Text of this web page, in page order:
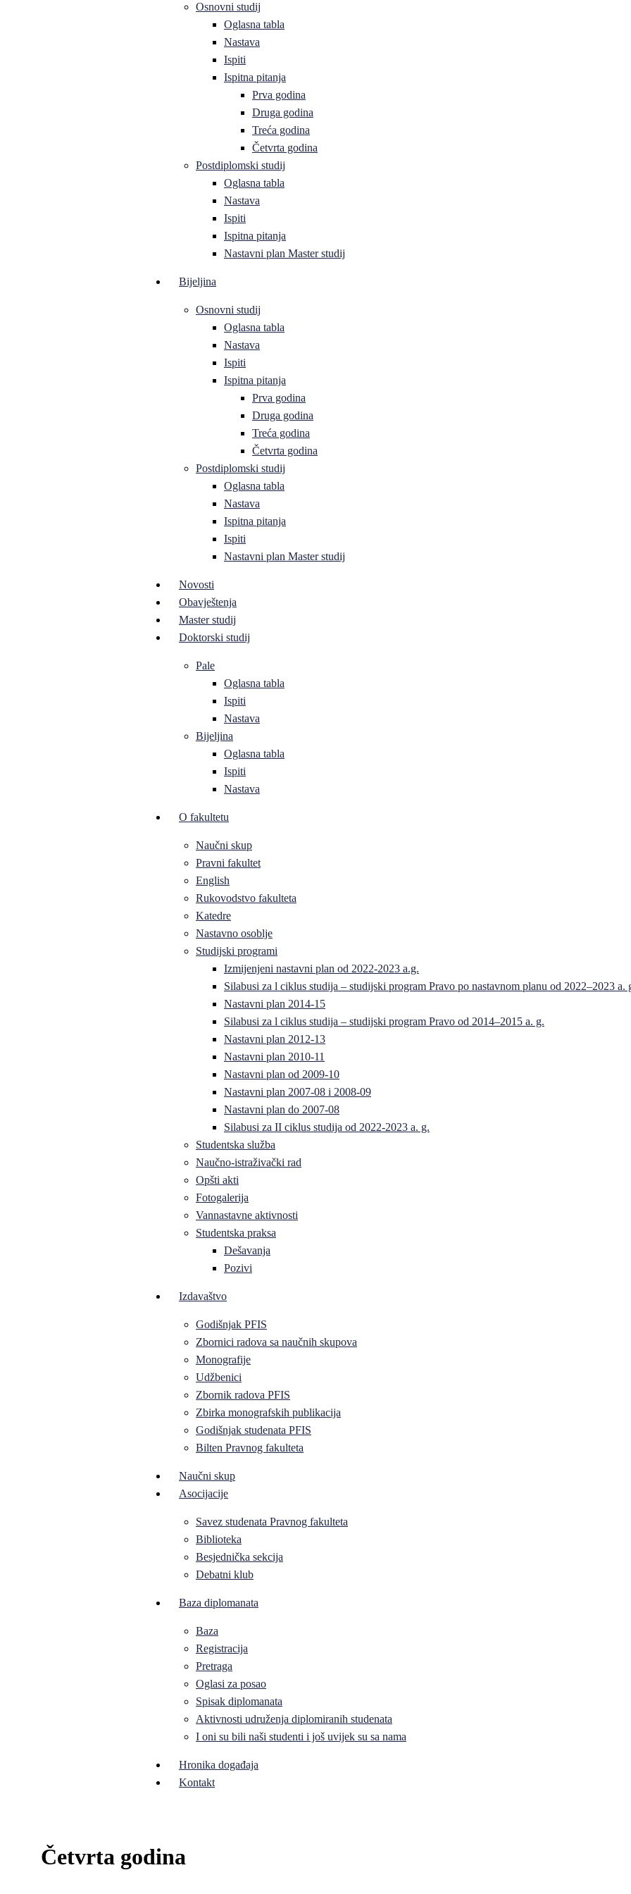
Osnovni studij
Oglasna tabla
Nastava
Ispiti
Ispitna pitanja
Prva godina
Druga godina
Treća godina
Četvrta godina
Postdiplomski studij
Oglasna tabla
Nastava
Ispiti
Ispitna pitanja
Nastavni plan Master studij
Bijeljina
Osnovni studij
Oglasna tabla
Nastava
Ispiti
Ispitna pitanja
Prva godina
Druga godina
Treća godina
Četvrta godina
Postdiplomski studij
Oglasna tabla
Nastava
Ispitna pitanja
Ispiti
Nastavni plan Master studij
Novosti
Obavještenja
Master studij
Doktorski studij
Pale
Oglasna tabla
Ispiti
Nastava
Bijeljina
Oglasna tabla
Ispiti
Nastava
O fakultetu
Naučni skup
Pravni fakultet
English
Rukovodstvo fakulteta
Katedre
Nastavno osoblje
Studijski programi
Izmijenjeni nastavni plan od 2022-2023 a.g.
Silabusi za l ciklus studija – studijski program Pravo po nastavnom planu od 2022–2023 a.
Nastavni plan 2014-15
Silabusi za l ciklus studija – studijski program Pravo od 2014–2015 a. g.
Nastavni plan 2012-13
Nastavni plan 2010-11
Nastavni plan od 2009-10
Nastavni plan 2007-08 i 2008-09
Nastavni plan do 2007-08
Silabusi za II ciklus studija od 2022-2023 a. g.
Studentska služba
Naučno-istraživački rad
Opšti akti
Fotogalerija
Vannastavne aktivnosti
Studentska praksa
Dešavanja
Pozivi
Izdavaštvo
Godišnjak PFIS
Zbornici radova sa naučnih skupova
Monografije
Udžbenici
Zbornik radova PFIS
Zbirka monografskih publikacija
Godišnjak studenata PFIS
Bilten Pravnog fakulteta
Naučni skup
Asocijacije
Savez studenata Pravnog fakulteta
Biblioteka
Besjednička sekcija
Debatni klub
Baza diplomanata
Baza
Registracija
Pretraga
Oglasi za posao
Spisak diplomanata
Aktivnosti udruženja diplomiranih studenata
I oni su bili naši studenti i još uvijek su sa nama
Hronika događaja
Kontakt
Četvrta godina